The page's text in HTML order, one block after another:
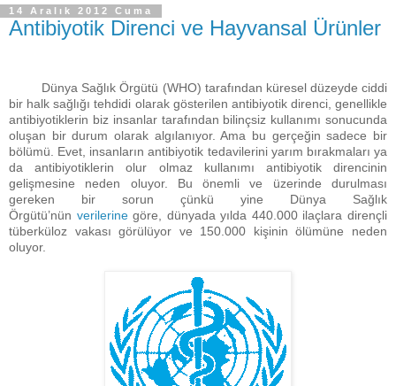
14 Aralık 2012 Cuma
Antibiyotik Direnci ve Hayvansal Ürünler
Dünya Sağlık Örgütü (WHO) tarafından küresel düzeyde ciddi
bir halk sağlığı tehdidi olarak gösterilen antibiyotik direnci, genellikle
antibiyotiklerin biz insanlar tarafından bilinçsiz kullanımı sonucunda
oluşan bir durum olarak algılanıyor. Ama bu gerçeğin sadece bir
bölümü. Evet, insanların antibiyotik tedavilerini yarım bırakmaları ya
da antibiyotiklerin olur olmaz kullanımı antibiyotik direncinin
gelişmesine neden oluyor. Bu önemli ve üzerinde durulması
gereken bir sorun çünkü yine Dünya Sağlık
Örgütü’nün verilerinegöre, dünyada yılda 440.000 ilaçlara dirençli
tüberküloz vakası görülüyor ve 150.000 kişinin ölümüne neden
oluyor.